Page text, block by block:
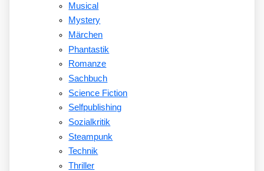
Musical
Mystery
Märchen
Phantastik
Romanze
Sachbuch
Science Fiction
Selfpublishing
Sozialkritik
Steampunk
Technik
Thriller